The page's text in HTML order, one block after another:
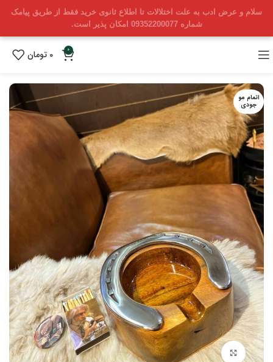
سلام و عرض ادب به علت اختلالات تا اطلاع ثانوی خرید فقط از طریق پیامک
شماره 09352200077 امکان پذیر است.
0
0 تومان
اتمام مو
جودی
بزرگنمایی تصویر